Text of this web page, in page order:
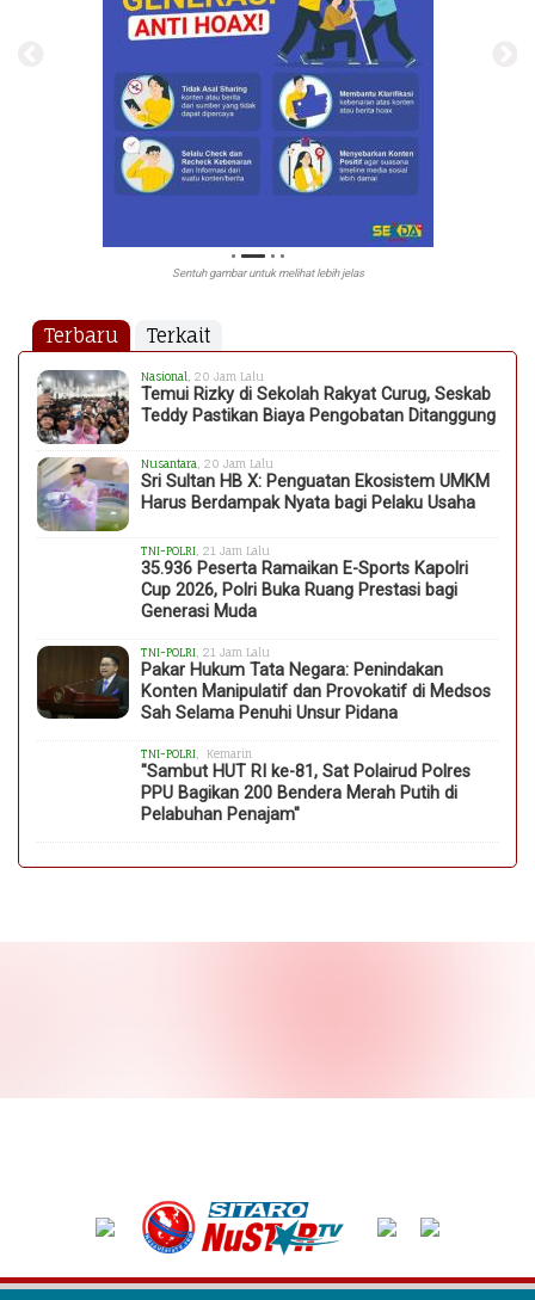
Sentuh gambar untuk melihat lebih jelas
Terbaru Terkait
Nasional, 20 Jam Lalu
Temui Rizky di Sekolah Rakyat Curug, Seskab
Teddy Pastikan Biaya Pengobatan Ditanggung
Nusantara , 20 Jam Lalu
Sri Sultan HB X: Penguatan Ekosistem UMKM
Harus Berdampak Nyata bagi Pelaku Usaha
TNI-POLRI , 21 Jam Lalu
35.936 Peserta Ramaikan E-Sports Kapolri
Cup 2026, Polri Buka Ruang Prestasi bagi
Generasi Muda
TNI-POLRI , 21 Jam Lalu
Pakar Hukum Tata Negara: Penindakan
Konten Manipulatif dan Provokatif di Medsos
Sah Selama Penuhi Unsur Pidana
TNI-POLRI , Kemarin
"Sambut HUT RI ke-81, Sat Polairud Polres
PPU Bagikan 200 Bendera Merah Putih di
Pelabuhan Penajam"